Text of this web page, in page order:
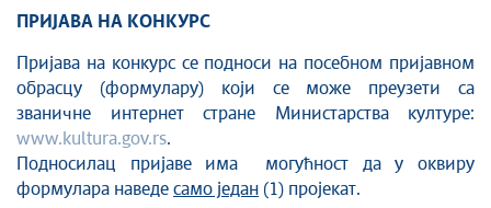
ПРИЈАВА НА КОНКУРС
Пријава на конкурс се подноси на посебном пријавном
обрасцу (формулару) који се може преузети са
званичне интернет стране Министарства културе:
www.kultura.gov.rs.
Подносилац пријаве има могућност да у оквиру
формулара наведе само један (1) пројекат.